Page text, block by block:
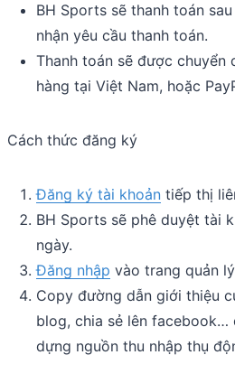
BH Sports sẽ thanh toán
nhận yêu cầu thanh toán.
Thanh toán sẽ được chuyển
hàng tại Việt Nam, hoặc
Cách thức đăng ký
Đăng ký tài khoản tiếp thị
BH Sports sẽ phê duyệt tài
ngày.
Đăng nhập vào trang quản
Copy đường dẫn giới thiệu
blog, chia sẻ lên facebook…
dựng nguồn thu nhập thụ